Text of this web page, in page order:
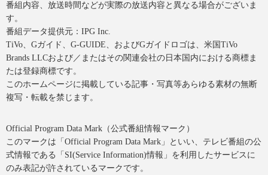
番組内容、放送時間などが実際の放送内容と異なる場合がございま
す。
番組データ提供元：IPG Inc.
TiVo、Gガイド、G-GUIDE、およびGガイドロゴは、米国TiVo
Brands LLCおよび／またはその関連会社の日本国内における商標ま
たは登録商標です。
このホームページに掲載している記事・写真等あらゆる素材の無断
複写・転載を禁じます。
Official Program Data Mark（公式番組情報マーク）
このマークは「Official Program Data Mark」といい、テレビ番組の公
式情報である「SI(Service Information)情報」を利用したサービスに
のみ表記が許されているマークです。